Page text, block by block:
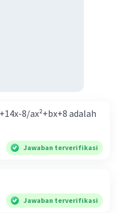
8/ax²+bx+8 adalah
Jawaban terverifikasi
Jawaban terverifikasi